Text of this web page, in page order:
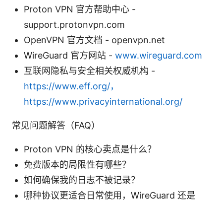
Proton VPN 官方帮助中心 -
support.protonvpn.com
OpenVPN 官方文档 - openvpn.net
WireGuard 官方网站 - www.wireguard.com
互联网隐私与安全相关权威机构 -
https://www.eff.org/，
https://www.privacyinternational.org/
常见问题解答（FAQ）
Proton VPN 的核心卖点是什么？
免费版本的局限性有哪些？
如何确保我的日志不被记录？
哪种协议更适合日常使用，WireGuard 还是